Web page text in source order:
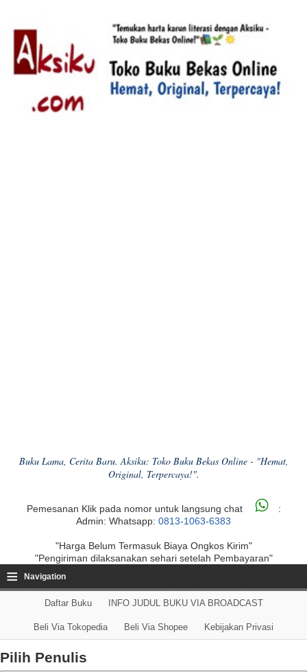
Buku Lama, Cerita Baru. Aksiku: Toko Buku Bekas Online - "Hemat,
Original, Terpercaya!".
Pemesanan Klik pada nomor untuk langsung chat
:
Admin: Whatsapp: 0813-1063-6383
"Harga Belum Termasuk Biaya Ongkos Kirim"
"Pengiriman dilaksanakan sehari setelah Pembayaran"
≡ Navigation
Daftar Buku INFO JUDUL BUKU VIA BROADCAST
Beli Via Tokopedia Beli Via Shopee Kebijakan Privasi
Pilih Penulis